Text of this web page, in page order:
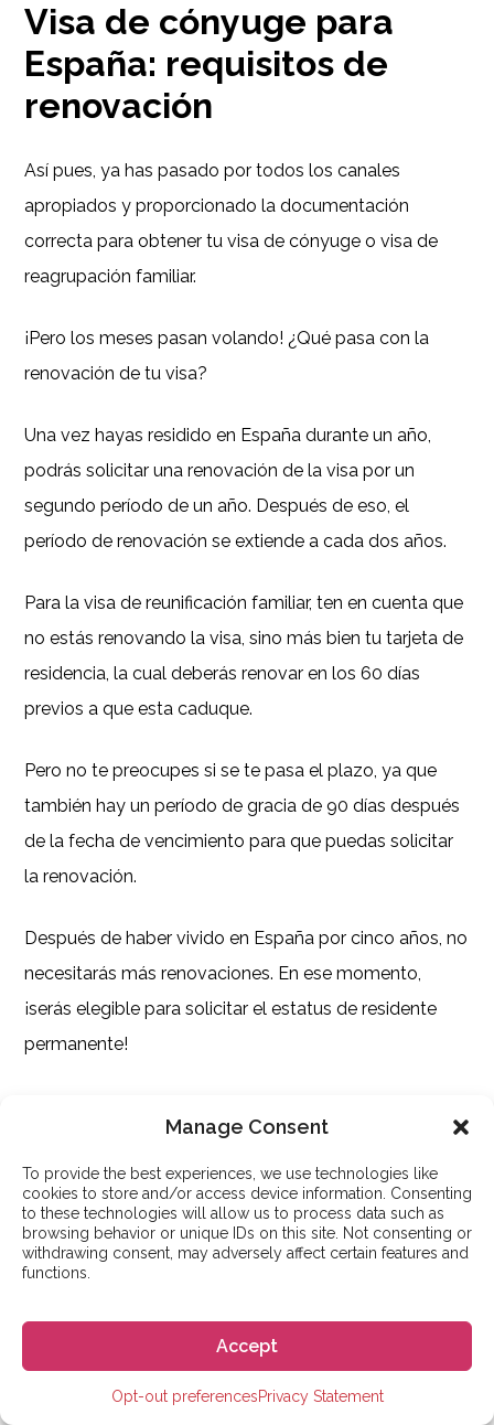
Manage Consent
To provide the best experiences, we use technologies like
cookies to store and/or access device information. Consenting
to these technologies will allow us to process data such as
browsing behavior or unique IDs on this site. Not consenting or
withdrawing consent, may adversely affect certain features and
functions.
Accept
Opt-out preferencesPrivacy Statement
Visa de cónyuge para
España: requisitos de
renovación
Así pues, ya has pasado por todos los canales
apropiados y proporcionado la documentación
correcta para obtener tu visa de cónyuge o visa de
reagrupación familiar.
¡Pero los meses pasan volando! ¿Qué pasa con la
renovación de tu visa?
Una vez hayas residido en España durante un año,
podrás solicitar una renovación de la visa por un
segundo período de un año. Después de eso, el
período de renovación se extiende a cada dos años.
Para la visa de reunificación familiar, ten en cuenta que
no estás renovando la visa, sino más bien tu tarjeta de
residencia, la cual deberás renovar en los 60 días
previos a que esta caduque.
Pero no te preocupes si se te pasa el plazo, ya que
también hay un período de gracia de 90 días después
de la fecha de vencimiento para que puedas solicitar
la renovación.
Después de haber vivido en España por cinco años, no
necesitarás más renovaciones. En ese momento,
¡serás elegible para solicitar el estatus de residente
permanente!
Solicita ya tu visa de
cónyuge para España
Lavisa de cónyugepara España es un tipo particular
reunirse con sus seres queridos que ya viven en